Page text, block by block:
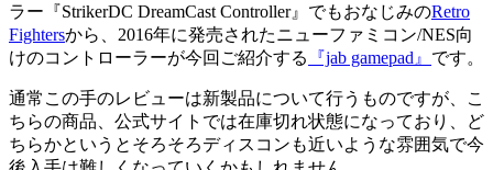
ラー『StrikerDC DreamCast Controller』でもおなじみのRetro
Fightersから、2016年に発売されたニューファミコン/NES向
けのコントローラーが今回ご紹介する
『jab gamepad』 です。
通常この手のレビューは新製品について行うものですが、こ
ちらの商品、公式サイトでは在庫切れ状態になっており、ど
ちらかというとそろそろディスコンも近いような雰囲気で今